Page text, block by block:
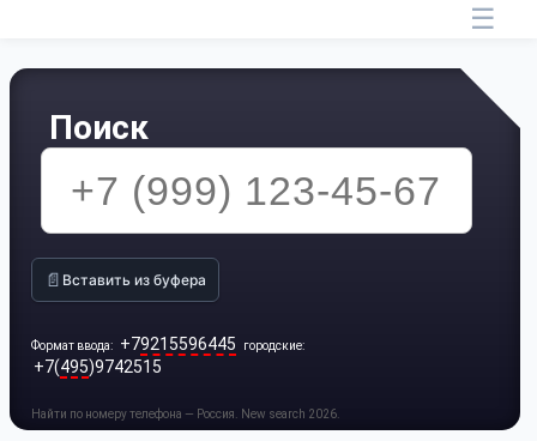
☰
Поиск
📄 Вставить из буфера
Формат ввода: +79215596445 городские:
+7(495)9742515
Найти по номеру телефона — Россия. New search 2026.